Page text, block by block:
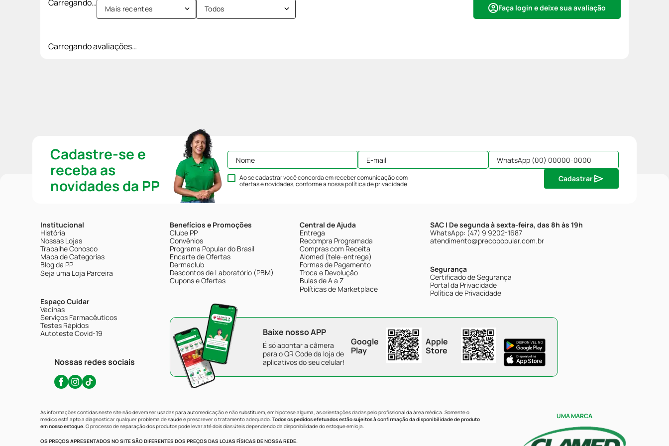
Carregando… Faça login e deixe sua avaliação
Mais recentes Todos
Carregando avaliações…
Cadastre-se e
receba as
novidades da PP
Ao se cadastrar você concorda em receber comunicação com
ofertas e novidades, conforme a nossapolítica de privacidade.
Cadastrar
Institucional
História
Nossas Lojas
Trabalhe Conosco
Mapa de Categorias
Blog da PP
Seja uma Loja Parceira
Espaço Cuidar
Vacinas
Serviços Farmacêuticos
Testes Rápidos
Autoteste Covid-19
Nossas redes sociais
Benefícios e Promoções
Clube PP
Convênios
Programa Popular do Brasil
Encarte de Ofertas
Dermaclub
Descontos de Laboratório (PBM)
Cupons e Ofertas
Central de Ajuda
Entrega
Recompra Programada
Compras com Receita
Alomed (tele-entrega)
Formas de Pagamento
Troca e Devolução
Bulas de A a Z
Políticas de Marketplace
SAC | De segunda à sexta-feira, das 8h às 19h
WhatsApp: (47) 9 9202-1687
atendimento@precopopular.com.br
Segurança
Certificado de Segurança
Portal da Privacidade
Política de Privacidade
Baixe nosso APP
É só apontar a câmera
para o QR Code da loja de
aplicativos do seu celular!
Google
Play
Apple
Store
As informações contidas neste site não devem ser usadas para automedicação e não substituem, em hipótese alguma, as orientações dadas pelo profissional da área médica. Somente o
médico está apto a diagnosticar qualquer problema de saúde e prescrever o tratamento adequado. Todos os pedidos efetuados estão sujeitos à confirmação da disponibilidade de produto
em nosso estoque.O processo de separação dos produtos pode levar até dois dias úteis dependendo da disponibilidade do estoque em loja.
OS PREÇOS APRESENTADOS NO SITE SÃO DIFERENTES DOS PREÇOS DAS LOJAS FÍSICAS DE NOSSA REDE.
UMA MARCA